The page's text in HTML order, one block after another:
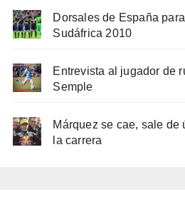
Dorsales de España
Sudáfrica 2010
Entrevista al jugador de
Semple
Márquez se cae, sale de
la carrera